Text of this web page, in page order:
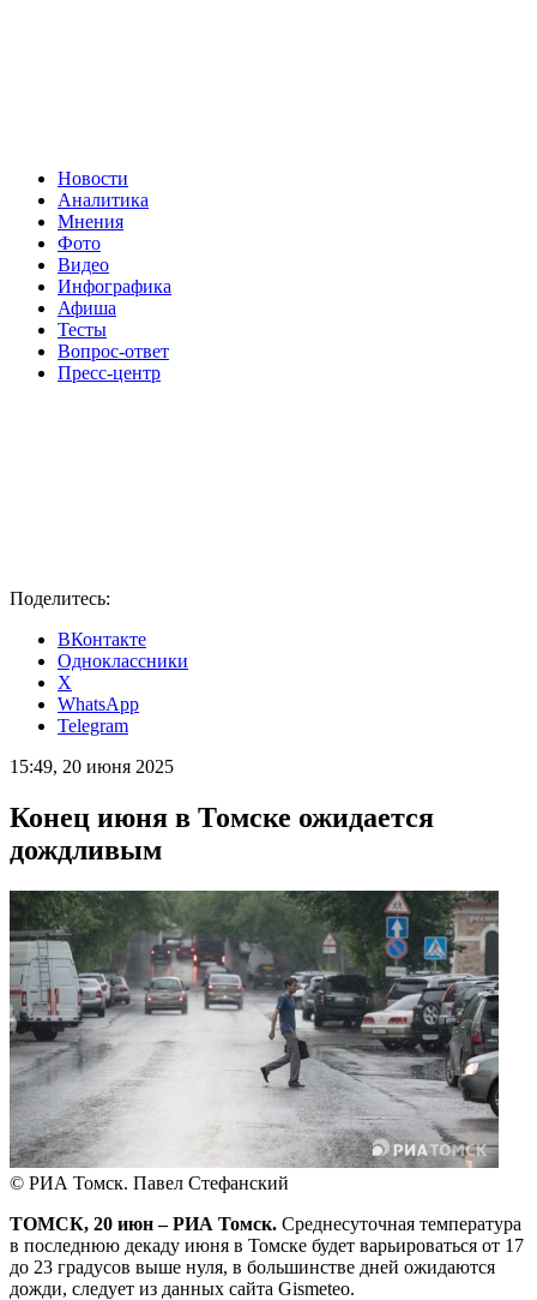
Новости
Аналитика
Мнения
Фото
Видео
Инфографика
Афиша
Тесты
Вопрос-ответ
Пресс-центр
Поделитесь:
ВКонтакте
Одноклассники
X
WhatsApp
Telegram
15:49, 20 июня 2025
Конец июня в Томске ожидается
дождливым
© РИА Томск. Павел Стефанский
ТОМСК, 20 июн – РИА Томск. Среднесуточная температура
в последнюю декаду июня в Томске будет варьироваться от 17
до 23 градусов выше нуля, в большинстве дней ожидаются
дожди, следует из данных сайта Gismeteo.